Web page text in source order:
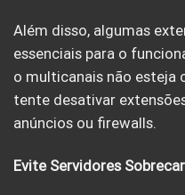
Além disso, algumas
essenciais para o
o multicanais não esteja
tente desativar
anúncios ou firewalls.
Evite Servidores